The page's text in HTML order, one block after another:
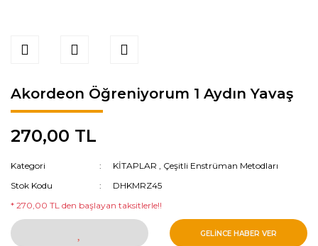
Akordeon Öğreniyorum 1 Aydın Yavaş
270,00 TL
Kategori KİTAPLAR , Çeşitli Enstrüman Metodları
Stok Kodu
DHKMRZ45
* 270,00 TL den başlayan taksitlerle!!
GELİNCE HABER VER